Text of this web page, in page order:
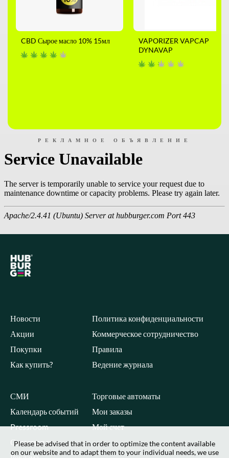
CBD Сырое масло 10% 15мл
VAPORIZER VAPCAP
DYNAVAP
РЕКЛАМНОЕ ОБЪЯВЛЕНИЕ
Новости
Акции
Покупки
Как купить?
Политика конфиденциальности
Коммерческое сотрудничество
Правила
Ведение журнала
СМИ
Календарь событий
Pressroom
Связаться с
Торговые автоматы
Мои заказы
Мой счет
Please be advised that in order to optimize the content available
on our website and to adapt them to your individual needs, we use